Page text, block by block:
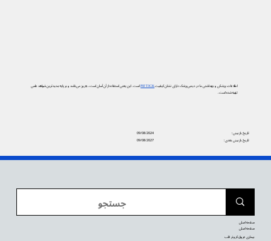
اطلاعات پزشکی و بهداشتی ما در دیجی‌پزشک دارای نشان کیفیتPIF TICKاست. این یعنی استفاده از آن آسان است، به‌روز می‌باشد و بر پایه جدیدترین شواهد علمی
تهیه شده است.
09/08/2024
تاریخ بازبینی:
09/08/2027
تاریخ بازبینی بعدی:
صفحه اصلی
صفحه اصلی
بیماری عروق کرونر قلب